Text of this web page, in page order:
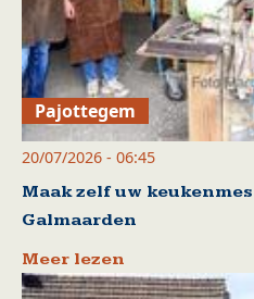
Pajottegem
20/07/2026 - 06:45
Maak zelf uw
Galmaarden
Meer lezen